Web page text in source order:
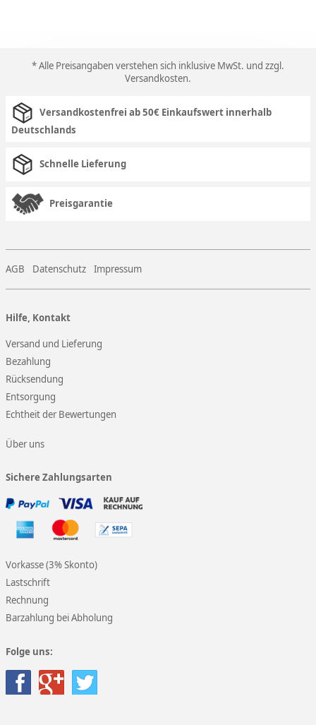
* Alle Preisangaben verstehen sich inklusive MwSt. und zzgl.
Versandkosten.
Versandkostenfrei ab 50€ Einkaufswert innerhalb
Deutschlands
Schnelle Lieferung
Preisgarantie
AGB Datenschutz Impressum
Hilfe, Kontakt
Versand und Lieferung
Bezahlung
Rücksendung
Entsorgung
Echtheit der Bewertungen
Über uns
Sichere Zahlungsarten
Vorkasse (3% Skonto)
Lastschrift
Rechnung
Barzahlung bei Abholung
Folge uns: